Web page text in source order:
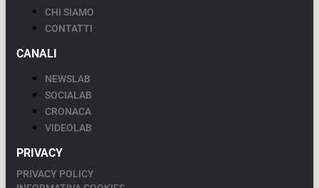
CHI SIAMO
CONTATTI
CANALI
NEWSLAB
SOCIALAB
CRONACA
VIDEOLAB
PRIVACY
PRIVACY POLICY